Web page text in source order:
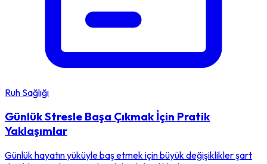
Ruh Sağlığı
Günlük Stresle Başa Çıkmak İçin Pratik
Yaklaşımlar
Günlük hayatın yüküyle baş etmek için büyük değişiklikler şart